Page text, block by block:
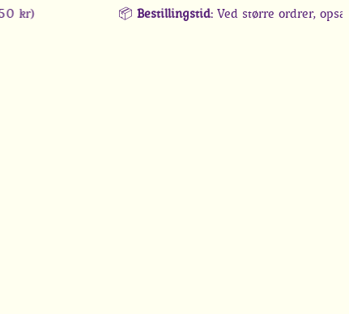
Bestillingstid:Ved større ordrer, opsætning